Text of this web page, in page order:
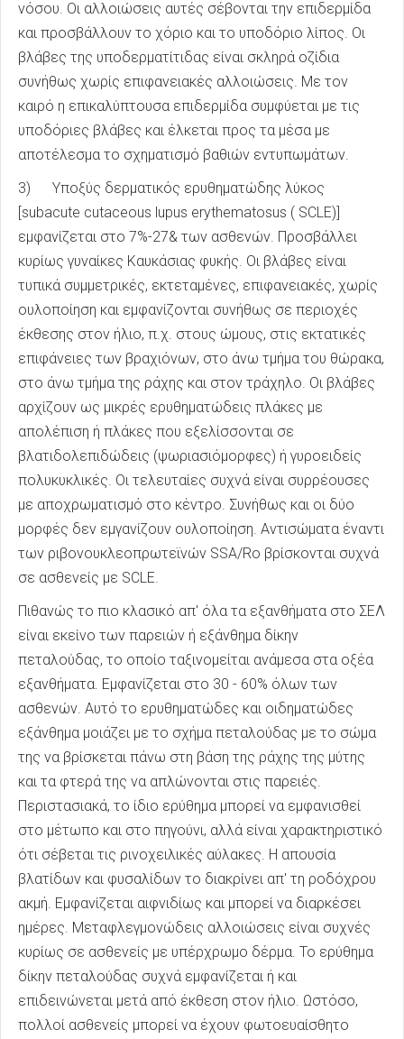
νόσου. Οι αλλοιώσεις αυτές σέβονται την επιδερμίδα
και προσβάλλουν το χόριο και το υποδόριο λίπος. Οι
βλάβες της υποδερματίτιδας είναι σκληρά οζίδια
συνήθως χωρίς επιφανειακές αλλοιώσεις. Με τον
καιρό η επικαλύπτουσα επιδερμίδα συμφύεται με τις
υποδόριες βλάβες και έλκεται προς τα μέσα με
αποτέλεσμα το σχηματισμό βαθιών εντυπωμάτων.
3) Υποξύς δερματικός ερυθηματώδης λύκος
[subacute cutaceous lupus erythematosus ( SCLE)]
εμφανίζεται στο 7%-27& των ασθενών. Προσβάλλει
κυρίως γυναίκες Καυκάσιας φυκής. Οι βλάβες είναι
τυπικά συμμετρικές, εκτεταμένες, επιφανειακές, χωρίς
ουλοποίηση και εμφανίζονται συνήθως σε περιοχές
έκθεσης στον ήλιο, π.χ. στους ώμους, στις εκτατικές
επιφάνειες των βραχιόνων, στο άνω τμήμα του θώρακα,
στο άνω τμήμα της ράχης και στον τράχηλο. Οι βλάβες
αρχίζουν ως μικρές ερυθηματώδεις πλάκες με
απολέπιση ή πλάκες που εξελίσσονται σε
βλατιδολεπιδώδεις (ψωριασιόμορφες) ή γυροειδείς
πολυκυκλικές. Οι τελευταίες συχνά είναι συρρέουσες
με αποχρωματισμό στο κέντρο. Συνήθως και οι δύο
μορφές δεν εμγανίζουν ουλοποίηση. Αντισώματα έναντι
των ριβονουκλεοπρωτεϊνών SSA/Ro βρίσκονται συχνά
σε ασθενείς με SCLE.
Πιθανώς το πιο κλασικό απ' όλα τα εξανθήματα στο ΣΕΛ
είναι εκείνο των παρειών ή εξάνθημα δίκην
πεταλούδας, το οποίο ταξινομείται ανάμεσα στα οξέα
εξανθήματα. Εμφανίζεται στο 30 - 60% όλων των
ασθενών. Αυτό το ερυθηματώδες και οιδηματώδες
εξάνθημα μοιάζει με το σχήμα πεταλούδας με το σώμα
της να βρίσκεται πάνω στη βάση της ράχης της μύτης
και τα φτερά της να απλώνονται στις παρειές.
Περιστασιακά, το ίδιο ερύθημα μπορεί να εμφανισθεί
στο μέτωπο και στο πηγούνι, αλλά είναι χαρακτηριστικό
ότι σέβεται τις ρινοχειλικές αύλακες. Η απουσία
βλατίδων και φυσαλίδων το διακρίνει απ' τη ροδόχρου
ακμή. Εμφανίζεται αιφνιδίως και μπορεί να διαρκέσει
ημέρες. Μεταφλεγμονώδεις αλλοιώσεις είναι συχνές
κυρίως σε ασθενείς με υπέρχρωμο δέρμα. Το ερύθημα
δίκην πεταλούδας συχνά εμφανίζεται ή και
επιδεινώνεται μετά από έκθεση στον ήλιο. Ωστόσο,
πολλοί ασθενείς μπορεί να έχουν φωτοευαίσθητο